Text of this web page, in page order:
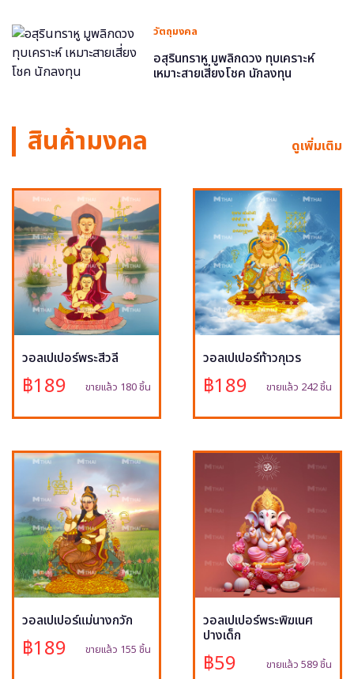
วัตถุมงคล
อสุรินทราหู มูพลิกดวง ทุบเคราะห์
เหมาะสายเสี่ยงโชค นักลงทุน
สินค้ามงคล ดูเพิ่มเติม
วอลเปเปอร์พระสีวลี
฿189 ขายแล้ว 180 ชิ้น
วอลเปเปอร์ท้าวกุเวร
฿189 ขายแล้ว 242 ชิ้น
วอลเปเปอร์แม่นางกวัก
฿189 ขายแล้ว 155 ชิ้น
วอลเปเปอร์พระพิฆเนศ
ปางเด็ก
฿59 ขายแล้ว 589 ชิ้น